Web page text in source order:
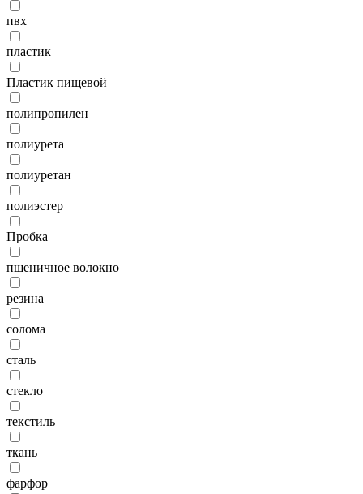
пвх
пластик
Пластик пищевой
полипропилен
полиурета
полиуретан
полиэстер
Пробка
пшеничное волокно
резина
солома
сталь
стекло
текстиль
ткань
фарфор